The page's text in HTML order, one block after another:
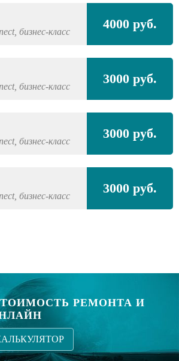
бизнес-класс 4000 руб.
бизнес-класс 3000 руб.
бизнес-класс 3000 руб.
бизнес-класс 3000 руб.
РЕМОНТА И